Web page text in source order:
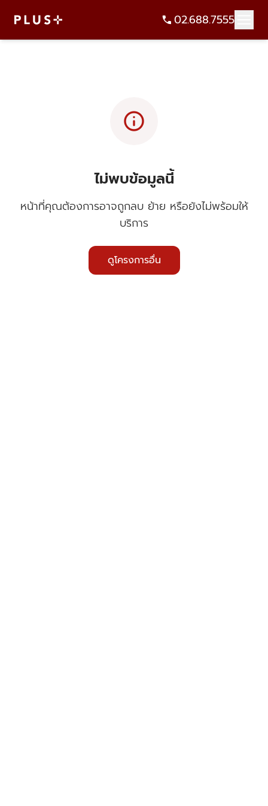
02.688.7555
info
ไม่พบข้อมูลนี้
หน้าที่คุณต้องการอาจถูกลบ ย้าย หรือยังไม่พร้อมให้
บริการ
ดูโครงการอื่น